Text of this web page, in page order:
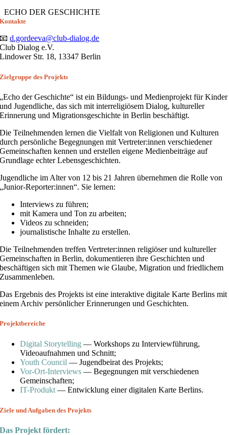
ECHO DER GESCHICHTE
Kontakte
📧d.gordeeva@club-dialog.de
Club Dialog e.V.
Lindower Str. 18, 13347 Berlin
Zielgruppe des Projekts
„Echo der Geschichte“ ist ein Bildungs- und Medienprojekt für Kinder
und Jugendliche, das sich mit interreligiösem Dialog, kultureller
Erinnerung und Migrationsgeschichte in Berlin beschäftigt.
Die Teilnehmenden lernen die Vielfalt von Religionen und Kulturen
durch persönliche Begegnungen mit Vertreter:innen verschiedener
Gemeinschaften kennen und erstellen eigene Medienbeiträge auf
Grundlage echter Lebensgeschichten.
Jugendliche im Alter von 12 bis 21 Jahren übernehmen die Rolle von
„Junior-Reporter:innen“. Sie lernen:
Interviews zu führen;
mit Kamera und Ton zu arbeiten;
Videos zu schneiden;
journalistische Inhalte zu erstellen.
Die Teilnehmenden treffen Vertreter:innen religiöser und kultureller
Gemeinschaften in Berlin, dokumentieren ihre Geschichten und
beschäftigen sich mit Themen wie Glaube, Migration und friedlichem
Zusammenleben.
Das Ergebnis des Projekts ist eine interaktive digitale Karte Berlins mit
einem Archiv persönlicher Erinnerungen und Geschichten.
Projektbereiche
Digital Storytelling — Workshops zu Interviewführung,
Videoaufnahmen und Schnitt;
Youth Council — Jugendbeirat des Projekts;
Vor-Ort-Interviews — Begegnungen mit verschiedenen
Gemeinschaften;
IT-Produkt — Entwicklung einer digitalen Karte Berlins.
Ziele und Aufgaben des Projekts
Das Projekt fördert: